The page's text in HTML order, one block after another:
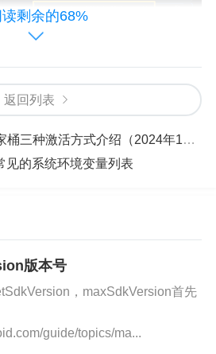
置中，勾选需要的 Android SD
-> Android SDK)
("UpsideDownCake")
读剩余的68%
返回列表
三种激活方式介绍（2024年10月）
见的系统环境变量列表
版本号
，maxSdkVersion首先
guide/topics/ma...